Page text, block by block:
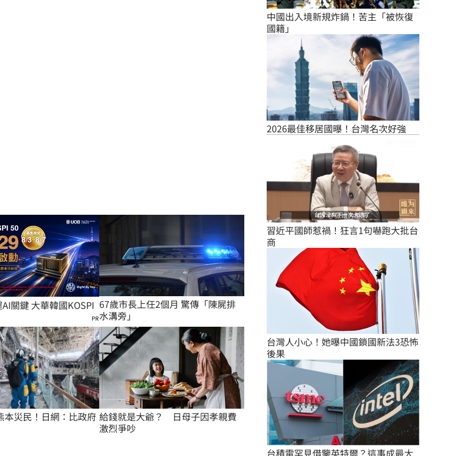
關鍵 大華韓國KOSPI
PR
67歲市長上任2個月 驚傳「陳屍排
水溝旁」
本災民！日網：比政府 給錢就是大爺？　日母子因孝親費
激烈爭吵
中國出入境新規炸鍋！苦主「被恢復
國籍」
2026最佳移居國曝！台灣名次好強
習近平國師惹禍！狂言1句嚇跑大批台
商
台灣人小心！她曝中國鎖國新法3恐怖
後果
台積電罕見借鑒英特爾？這事成最大